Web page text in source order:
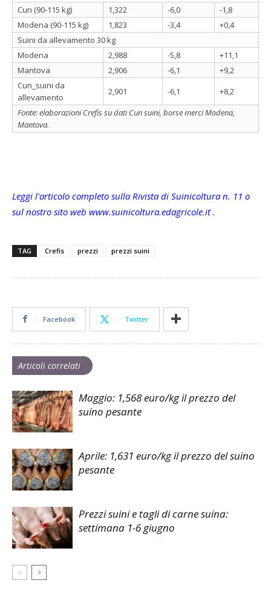
Cun (90-115 kg) 1,322 -6,0
-1,8
Modena (90-115 kg)
1,823 -3,4
+0,4
Suini da allevamento 30 kg
Modena
2,988 -5,8
+11,1
Mantova
2,906 -6,1
+9,2
Cun_suini da
allevamento
2,901 -6,1
+8,2
Fonte: elaborazioni Crefis su dati Cun suini, borse merci Modena,
Mantova.
Leggi l'articolo completo sulla Rivista di Suinicoltura n. 11 o
sul nostro sito web www.suinicoltura.edagricole.it .
TAG Crefis prezzi prezzi suini
Facebook Twitter
Articoli correlati
Maggio: 1,568 euro/kg il prezzo del
suino pesante
Aprile: 1,631 euro/kg il prezzo del suino
pesante
Prezzi suini e tagli di carne suina:
settimana 1-6 giugno